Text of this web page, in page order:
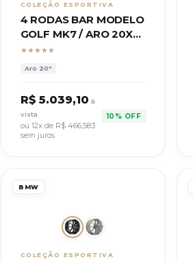
COLEÇÃO ESPORTIVA
4 RODAS BAR MODELO
GOLF MK7 / ARO 20X8
(5x112) ET42
★★★★★
Aro 20"
R$ 5.039,10 à
vista
ou 12x de R$ 466,583
sem juros
10% OFF
BMW
COLEÇÃO ESPORTIVA